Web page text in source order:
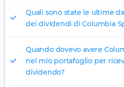
Quali sono state le ultime
dei dividendi di Columbia
Quando dovevo avere
nel mio portafoglio per
dividendo?